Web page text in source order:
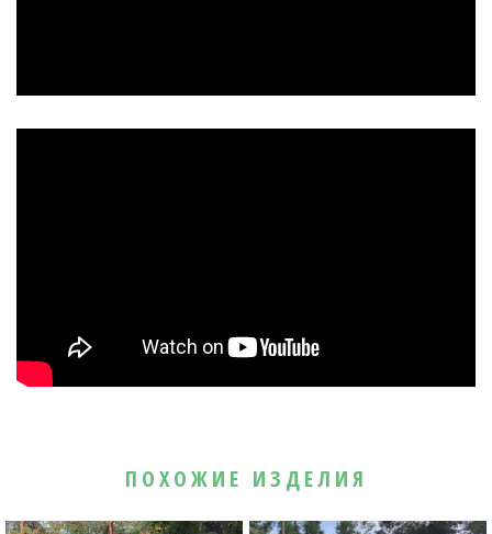
ПОХОЖИЕ ИЗДЕЛИЯ